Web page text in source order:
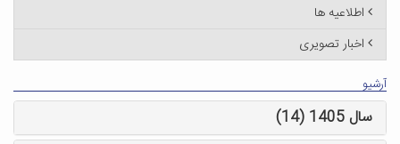
اطلاعیه ها
اخبار تصویری
آرشیو
سال 1405 (14)